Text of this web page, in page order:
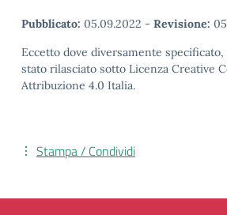
Pubblicato: 05.09.2022 - Revisione:
Eccetto dove diversamente
stato rilasciato sotto Licenza Creative
Attribuzione 4.0 Italia.
Stampa / Condividi